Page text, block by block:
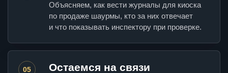
Объясняем, как вести журналы для киоска
по продаже шаурмы, кто за них отвечает
и что показывать инспектору при проверке.
05 Остаемся на связи